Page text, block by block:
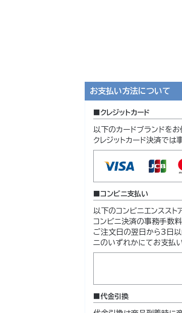
お支払い方法について
クレジットカード
以下のカードブランドをお
クレジットカード決済では
コンビニ支払い
以下のコンビニエンススト
コンビニ決済の事務手数
ご注文日の翌日から3日
ニのいずれかにてお支払い
代金引換